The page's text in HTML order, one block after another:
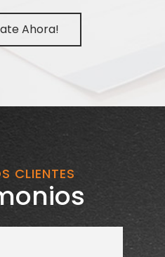
Ahora!
CLIENTES